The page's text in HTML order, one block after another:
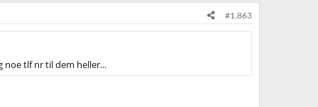
#1.863
noe tlf nr til dem heller...